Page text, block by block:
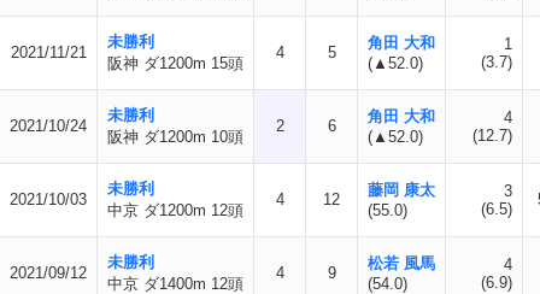
2021/11/21
未勝利
阪神 ダ1200m 15頭
4 5
角田 大和
(▲52.0)
1
(3.7)
2021/10/24
未勝利
阪神 ダ1200m 10頭
2 6
角田 大和
(▲52.0)
4
(12.7)
2021/10/03
未勝利
中京 ダ1200m 12頭
4 12
藤岡 康太
(55.0)
3
(6.5)
2021/09/12
未勝利
中京 ダ1400m 12頭
4 9
松若 風馬
(54.0)
4
(6.9)